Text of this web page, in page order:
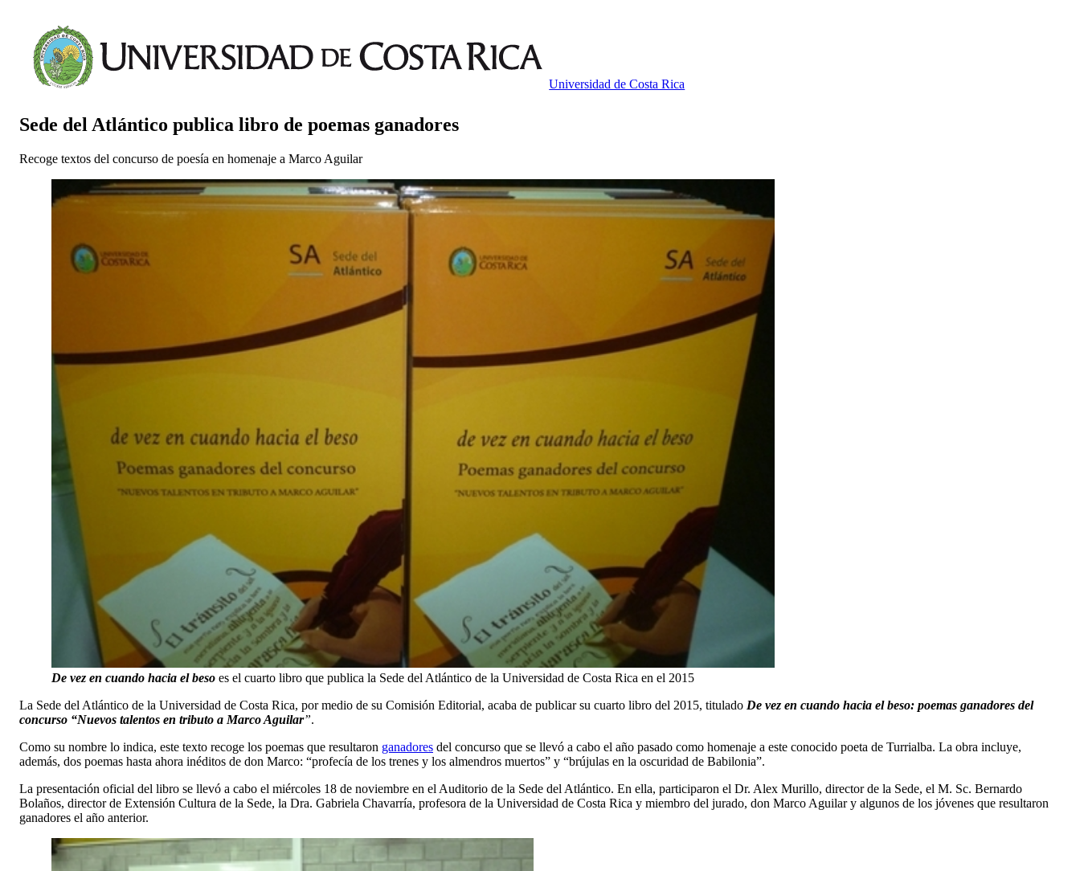
Universidad de Costa Rica
Sede del Atlántico publica libro de poemas ganadores
Recoge textos del concurso de poesía en homenaje a Marco Aguilar
De vez en cuando hacia el beso es el cuarto libro que publica la Sede del Atlántico de la Universidad de Costa Rica en el 2015
La Sede del Atlántico de la Universidad de Costa Rica, por medio de su Comisión Editorial, acaba de publicar su cuarto libro del 2015, titulado De vez en cuando hacia el beso: poemas ganadores del
concurso “Nuevos talentos en tributo a Marco Aguilar”.
Como su nombre lo indica, este texto recoge los poemas que resultaron ganadores del concurso que se llevó a cabo el año pasado como homenaje a este conocido poeta de Turrialba. La obra incluye,
además, dos poemas hasta ahora inéditos de don Marco: “profecía de los trenes y los almendros muertos” y “brújulas en la oscuridad de Babilonia”.
La presentación oficial del libro se llevó a cabo el miércoles 18 de noviembre en el Auditorio de la Sede del Atlántico. En ella, participaron el Dr. Alex Murillo, director de la Sede, el M. Sc. Bernardo
Bolaños, director de Extensión Cultura de la Sede, la Dra. Gabriela Chavarría, profesora de la Universidad de Costa Rica y miembro del jurado, don Marco Aguilar y algunos de los jóvenes que resultaron
ganadores el año anterior.